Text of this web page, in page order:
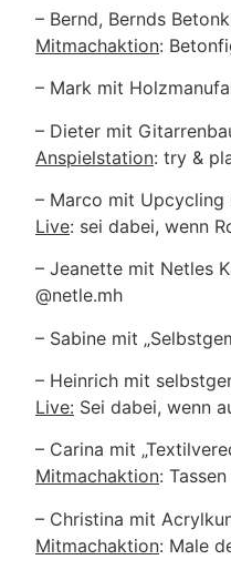
– Bernd, Bernds
Mitmachaktion:
– Mark mit
– Dieter mit
Anspielstation: try &
– Marco mit Upcycling
Live: sei dabei, wenn
– Jeanette mit Netles
@netle.mh
– Sabine mit
– Heinrich mit
Live: Sei dabei, wenn
– Carina mit
Mitmachaktion:
– Christina mit
Mitmachaktion: Male